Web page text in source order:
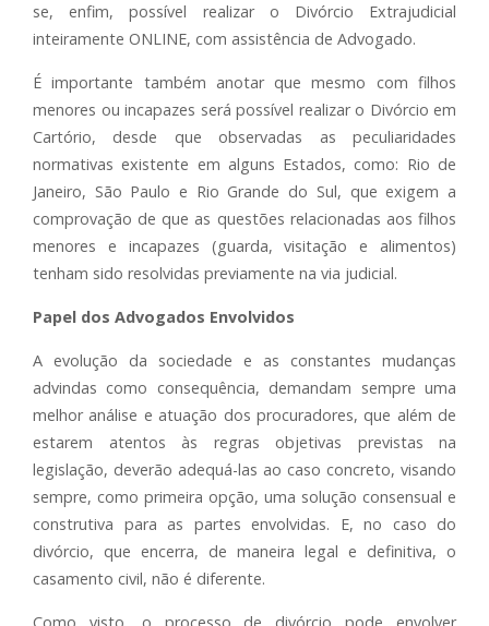
se, enfim, possível realizar o Divórcio Extrajudicial
inteiramente ONLINE, com assistência de Advogado.
É importante também anotar que mesmo com filhos
menores ou incapazes será possível realizar o Divórcio em
Cartório, desde que observadas as peculiaridades
normativas existente em alguns Estados, como: Rio de
Janeiro, São Paulo e Rio Grande do Sul, que exigem a
comprovação de que as questões relacionadas aos filhos
menores e incapazes (guarda, visitação e alimentos)
tenham sido resolvidas previamente na via judicial.
Papel dos Advogados Envolvidos
A evolução da sociedade e as constantes mudanças
advindas como consequência, demandam sempre uma
melhor análise e atuação dos procuradores, que além de
estarem atentos às regras objetivas previstas na
legislação, deverão adequá-las ao caso concreto, visando
sempre, como primeira opção, uma solução consensual e
construtiva para as partes envolvidas. E, no caso do
divórcio, que encerra, de maneira legal e definitiva, o
casamento civil, não é diferente.